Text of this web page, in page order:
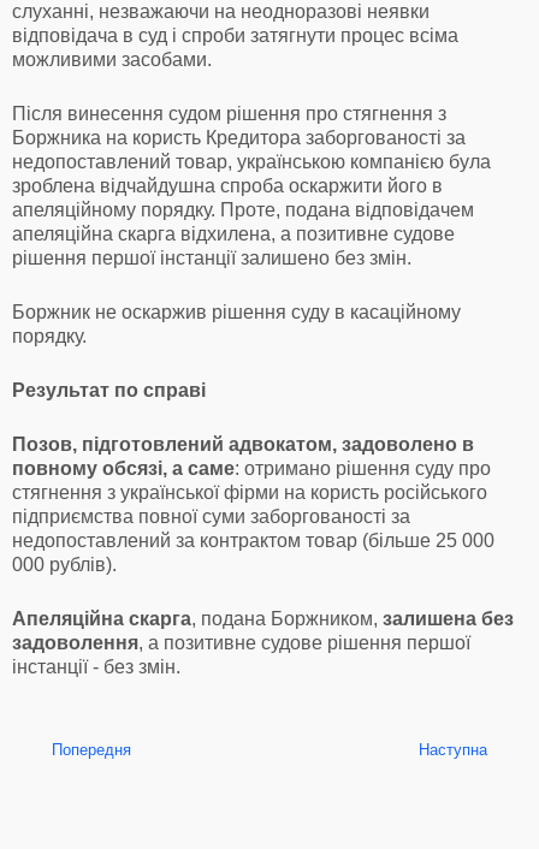
слуханні, незважаючи на неодноразові неявки
відповідача в суд і спроби затягнути процес всіма
можливими засобами.
Після винесення судом рішення про стягнення з
Боржника на користь Кредитора заборгованості за
недопоставлений товар, українською компанією була
зроблена відчайдушна спроба оскаржити його в
апеляційному порядку. Проте, подана відповідачем
апеляційна скарга відхилена, а позитивне судове
рішення першої інстанції залишено без змін.
Боржник не оскаржив рішення суду в касаційному
порядку.
Результат по справі
Позов, підготовлений адвокатом, задоволено в
повному обсязі, а саме: отримано рішення суду про
стягнення з української фірми на користь російського
підприємства повної суми заборгованості за
недопоставлений за контрактом товар (більше 25 000
000 рублів).
Апеляційна скарга, подана Боржником, залишена без
задоволення, а позитивне судове рішення першої
інстанції - без змін.
Попередня Наступна